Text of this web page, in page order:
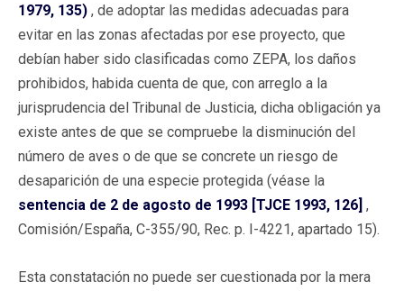
1979, 135) , de adoptar las medidas adecuadas para
evitar en las zonas afectadas por ese proyecto, que
debían haber sido clasificadas como ZEPA, los daños
prohibidos, habida cuenta de que, con arreglo a la
jurisprudencia del Tribunal de Justicia, dicha obligación ya
existe antes de que se compruebe la disminución del
número de aves o de que se concrete un riesgo de
desaparición de una especie protegida (véase la
sentencia de 2 de agosto de 1993 [TJCE 1993, 126] ,
Comisión/España, C-355/90, Rec. p. I-4221, apartado 15).
Esta constatación no puede ser cuestionada por la mera